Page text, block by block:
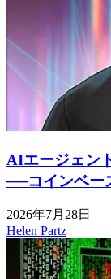
AIエージェン
──コインベー
2026年7月28日
Helen Partz